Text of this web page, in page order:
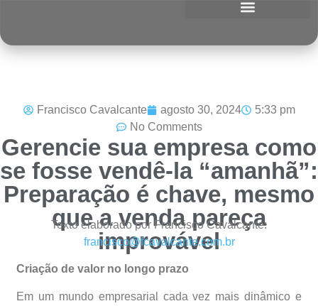
Francisco Cavalcante agosto 30, 2024
5:33 pm
No Comments
Gerencie sua empresa como
se fosse vendê-la “amanhã”:
Preparação é chave, mesmo
que a venda pareça
improvável
Texto elaborado por Francisco Cavalcante:
francisco@fcavalcante.com.br
Criação de valor no longo prazo
Em um mundo empresarial cada vez mais dinâmico e